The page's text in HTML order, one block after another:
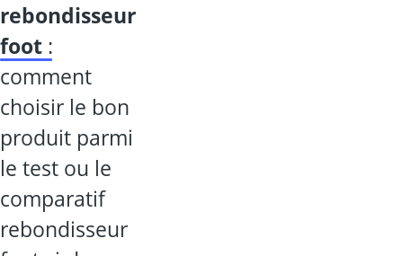
rebondisseur
foot :
comment
choisir le bon
produit parmi
le test ou le
comparatif
rebondisseur